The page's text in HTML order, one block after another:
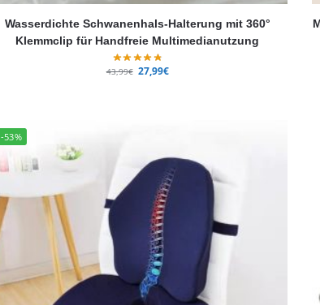
Wasserdichte Schwanenhals-Halterung mit 360°
Klemmclip für Handfreie Multimedianutzung
43,99€ 27,99€
-53%